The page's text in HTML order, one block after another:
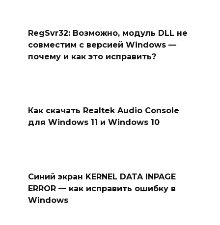
RegSvr32: Возможно, модуль DLL не
совместим с версией Windows —
почему и как это исправить?
Как скачать Realtek Audio Console
для Windows 11 и Windows 10
Синий экран KERNEL DATA INPAGE
ERROR — как исправить ошибку в
Windows